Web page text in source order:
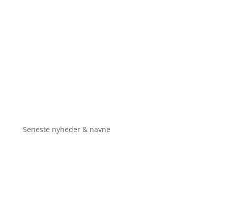
Seneste nyheder & navne